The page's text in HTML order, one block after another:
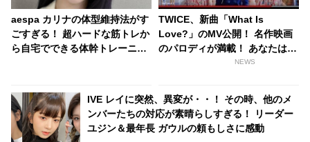
aespa カリナの体型維持法がす
ごすぎる！ 超ハードな筋トレか
ら自宅でできる体幹トレーニン
に称賛の声続出
TWICE、新曲「What Is
Love?」のMV公開！ 名作映画
のパロディが満載！ あなたはい
くつわかる？[動画あり]
NEWS
IVE レイに突然、異変が・・！ その時、他のメ
ンバーたちの対応が素晴らしすぎる！ リーダー
ユジン＆最年長 ガウルの頼もしさに感動